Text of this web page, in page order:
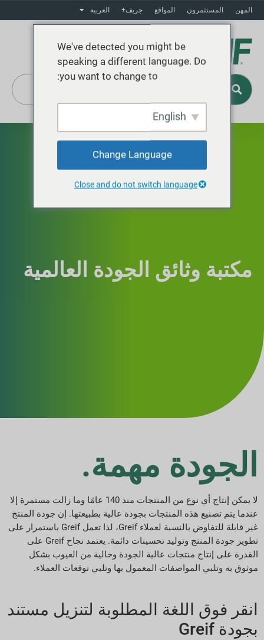
المهن المستثمرون المواقع جريف+ العربية
مكتبة وثائق الجودة العالمية
الجودة مهمة.
لا يمكن إنتاج أي نوع من المنتجات منذ 140 عامًا وما زالت مستمرة إلا
عندما يتم تصنيع هذه المنتجات بجودة عالية بطبيعتها. إن جودة المنتج
غير قابلة للتفاوض بالنسبة لعملاء Greif، لذا تعمل Greif باستمرار على
تطوير جودة المنتج وتوليد تحسينات دائمة. يعتمد نجاح Greif على
القدرة على إنتاج منتجات عالية الجودة وخالية من العيوب بشكل
موثوق به وتلبي المواصفات المعمول بها وتلبي توقعات العملاء.
انقر فوق اللغة المطلوبة لتنزيل مستند
بجودة Greif
We've detected you might be
speaking a different language. Do
you want to change to:
English
Change Language
Close and do not switch language